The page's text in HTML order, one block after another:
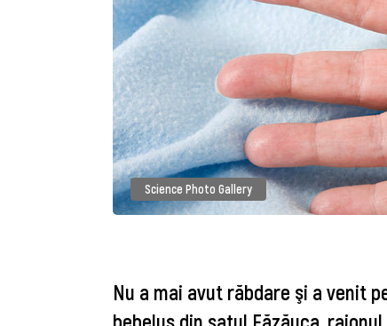
Science Photo Gallery
Nu a mai avut răbdare şi a venit